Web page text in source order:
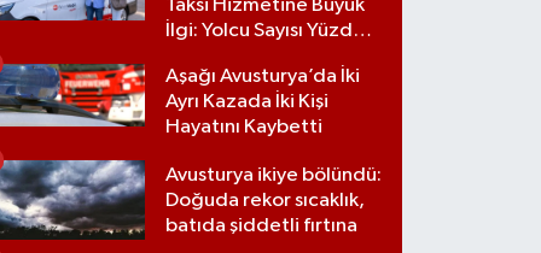
Taksi Hizmetine Büyük
İlgi: Yolcu Sayısı Yüzde
Aşağı Avusturya’da İki
Ayrı Kazada İki Kişi
Hayatını Kaybetti
Avusturya ikiye bölündü:
Doğuda rekor sıcaklık,
batıda şiddetli fırtına